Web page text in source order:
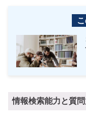
情報検索能力と質